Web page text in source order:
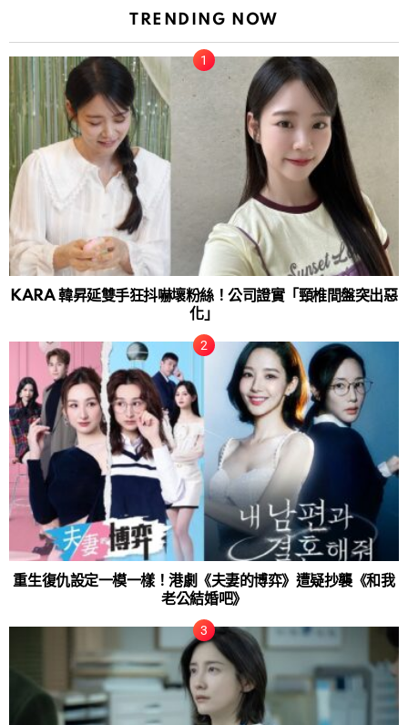
TRENDING NOW
KARA 韓昇延雙手狂抖嚇壞粉絲！公司證實「頸椎間盤突出惡
化」
重生復仇設定一模一樣！港劇《夫妻的博弈》遭疑抄襲《和我
老公結婚吧》